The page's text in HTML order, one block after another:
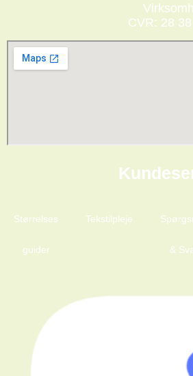
CVR: 28
Størrelses
guider
Tekstilpleje
&